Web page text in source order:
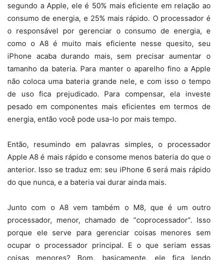
segundo a Apple, ele é 50% mais eficiente em relação ao
consumo de energia, e 25% mais rápido. O processador é
o responsável por gerenciar o consumo de energia, e
como o A8 é muito mais eficiente nesse quesito, seu
iPhone acaba durando mais, sem precisar aumentar o
tamanho da bateria. Para manter o aparelho fino a Apple
não coloca uma bateria grande nele, e com isso o tempo
de uso fica prejudicado. Para compensar, ela investe
pesado em componentes mais eficientes em termos de
energia, então você pode usa-lo por mais tempo.
Então, resumindo em palavras simples, o processador
Apple A8 é mais rápido e consome menos bateria do que o
anterior. Isso se traduz em: seu iPhone 6 será mais rápido
do que nunca, e a bateria vai durar ainda mais.
Junto com o A8 vem também o M8, que é um outro
processador, menor, chamado de “coprocessador”. Isso
porque ele serve para gerenciar coisas menores sem
ocupar o processador principal. E o que seriam essas
coisas menores? Bom, basicamente, ele fica lendo